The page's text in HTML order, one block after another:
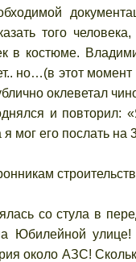
того
в костюме.
но…(в этот
оклеветал
и повторил: «Я
мог его послать на
со стула в
Юбилейной
около АЗС!